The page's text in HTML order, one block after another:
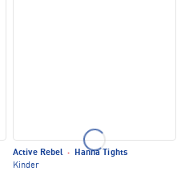
Active Rebel ·
Hanna Tights
Kinder